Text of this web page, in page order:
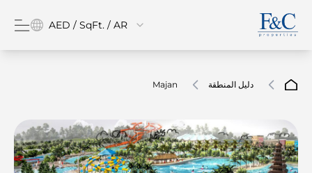
AED / SqFt. / AR
دليل المنطقة Majan